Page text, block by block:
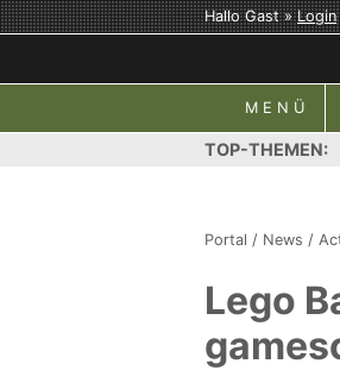
Hallo Gast »Login
MENÜ
TOP-THEMEN:
Portal / News /
Lego